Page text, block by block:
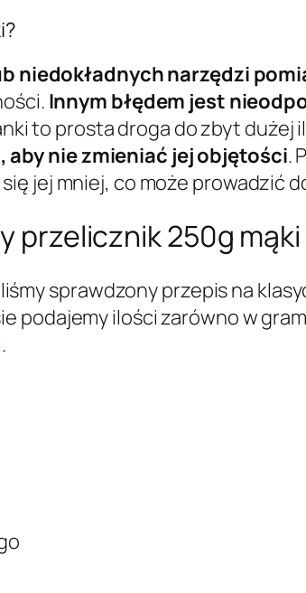
niedokładnych narzędzi
Innym błędem jest
to prosta droga do zbyt dużej
aby nie zmieniać jej objętości.
jej mniej, co może prowadzić
przelicznik 250g mąki
sprawdzony przepis na
podajemy ilości zarówno w